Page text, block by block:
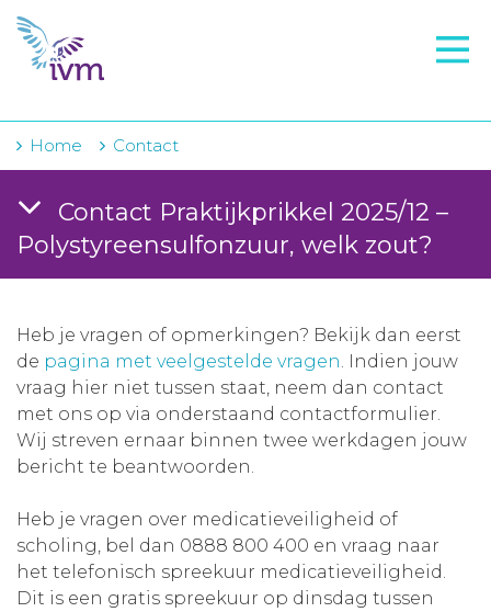
VMI
FTO voorbereiding
IVM-academie
Voorschrijfgedrag
Projecten
Over IVM
Actueel
Contact
Winkelwagentje
Aanmelden nieuwsbrief
Inloggen
Home Contact
Contact Praktijkprikkel 2025/12 –
Polystyreensulfonzuur, welk zout?
Heb je vragen of opmerkingen? Bekijk dan eerst
de pagina met veelgestelde vragen. Indien jouw
vraag hier niet tussen staat, neem dan contact
met ons op via onderstaand contactformulier.
Wij streven ernaar binnen twee werkdagen jouw
bericht te beantwoorden.
Heb je vragen over medicatieveiligheid of
scholing, bel dan 0888 800 400 en vraag naar
het telefonisch spreekuur medicatieveiligheid.
Dit is een gratis spreekuur op dinsdag tussen